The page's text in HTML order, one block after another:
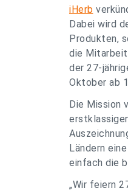
iHerb
Dabei wird
Produkten,
die
der 27-
Oktober ab
Die Mission
Ländern
einfach die
„Wir feiern